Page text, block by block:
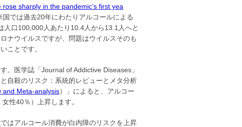
rose sharply in the pandemic’s first yea
では過去20年にわたりアルコールによる
口100,000人あたり10.4人から13.1人へと
ナウイルスですが、問題はウイルスそのも
ことです。
医学誌「Journal of Addictive Diseases」
自殺のリスク：系統的レビューとメタ分析
and Meta-analysis）」によると、アルコー
性40％）上昇します。
ではアルコール消費が白内障のリスクを上昇